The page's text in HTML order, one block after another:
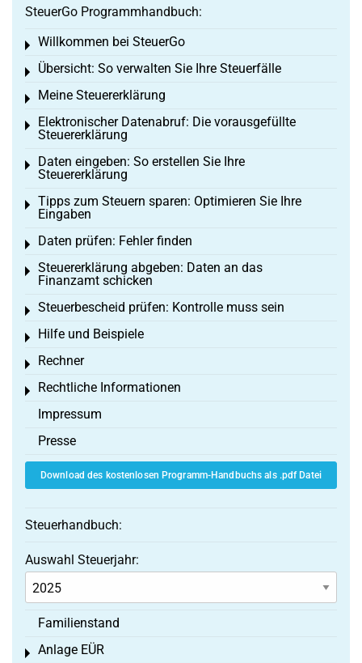
SteuerGo Programmhandbuch:
Willkommen bei SteuerGo
Toggle menu
Übersicht: So verwalten Sie Ihre Steuerfälle
Toggle menu
Meine Steuererklärung
Toggle menu
Elektronischer Datenabruf: Die vorausgefüllte
Steuererklärung
Toggle menu
Daten eingeben: So erstellen Sie Ihre
Steuererklärung
Toggle menu
Tipps zum Steuern sparen: Optimieren Sie Ihre
Eingaben
Toggle menu
Daten prüfen: Fehler finden
Toggle menu
Steuererklärung abgeben: Daten an das
Finanzamt schicken
Toggle menu
Steuerbescheid prüfen: Kontrolle muss sein
Toggle menu
Hilfe und Beispiele
Toggle menu
Rechner
Toggle menu
Rechtliche Informationen
Toggle menu
Impressum
Presse
Download des kostenlosen Programm-Handbuchs als .pdf Datei
Steuerhandbuch:
Auswahl Steuerjahr:
Familienstand
Anlage EÜR
Toggle menu